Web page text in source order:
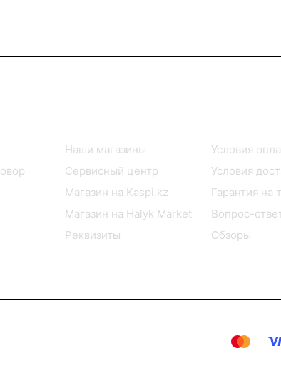
Наши магазины
Сервисный центр
Магазин на Kaspi.kz
Магазин на Halyk Market
Реквизиты
Условия
Условия
Гарантия на
Вопрос-
Обзоры